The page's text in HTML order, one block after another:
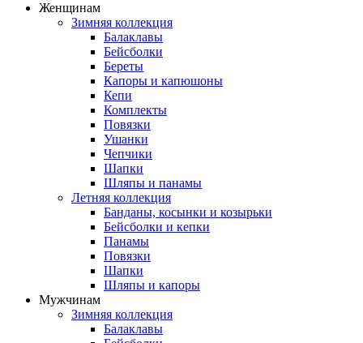
Женщинам
Зимняя коллекция
Балаклавы
Бейсболки
Береты
Капоры и капюшоны
Кепи
Комплекты
Повязки
Ушанки
Чепчики
Шапки
Шляпы и панамы
Летняя коллекция
Банданы, косынки и козырьки
Бейсболки и кепки
Панамы
Повязки
Шапки
Шляпы и капоры
Мужчинам
Зимняя коллекция
Балаклавы